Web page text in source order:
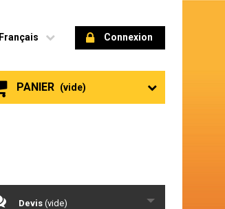
Connexion
Français
PANIER (vide)
Devis (vide)